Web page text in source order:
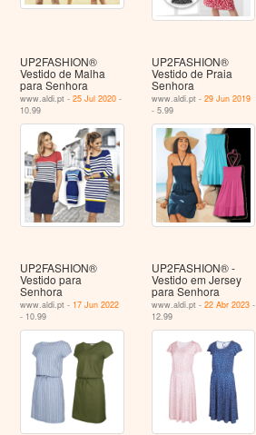
UP2FASHION®
Vestido de Malha
para Senhora
www.aldi.pt -25 Jul 2020 -
10.99
UP2FASHION®
Vestido de Praia
Senhora
www.aldi.pt - 29 Jun 2019
- 5.99
UP2FASHION®
Vestido para
Senhora
www.aldi.pt - 17 Jun 2022
- 10.99
UP2FASHION® -
Vestido em Jersey
para Senhora
www.aldi.pt - 22 Abr 2023-
12.99